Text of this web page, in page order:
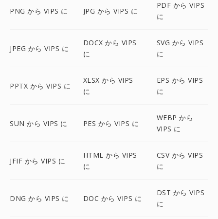
PNG から VIPS に JPG から VIPS に
PDF から VIPS
に
JPEG から VIPS に
DOCX から VIPS
に
SVG から VIPS
に
PPTX から VIPS に
XLSX から VIPS
に
EPS から VIPS
に
SUN から VIPS に PES から VIPS に
WEBP から
VIPS に
JFIF から VIPS に
HTML から VIPS
に
CSV から VIPS
に
DNG から VIPS に DOC から VIPS に
DST から VIPS
に